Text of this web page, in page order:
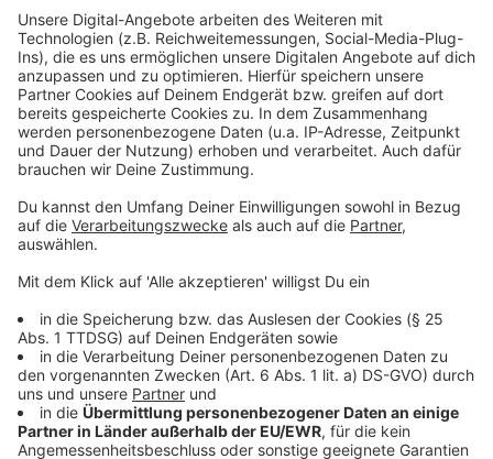
Betreiber D.Live und der Fortuna. Die Konditionen
bleiben bis zur Saison 2028/2029 unverändert.
Anzeige
©Landeshauptstadt Düsseldorf/Claus Langer
Anzeige
Weitere Infos und Links zum Thema:
Anzeige
Die Meldung der Stadt zum Arenapakt
Unsere Fortuna-Sonderseite